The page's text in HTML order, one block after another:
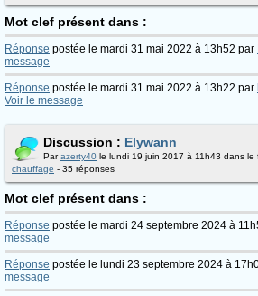
Mot clef présent dans :
Réponse postée le mardi 31 mai 2022 à 13h52 par
message
Réponse postée le mardi 31 mai 2022 à 13h22 par
Voir le message
Discussion : Elywann
Parazerty40 le lundi 19 juin 2017 à 11h43 dans le
chauffage - 35 réponses
Mot clef présent dans :
Réponse postée le mardi 24 septembre 2024 à
message
Réponse postée le lundi 23 septembre 2024 à
message